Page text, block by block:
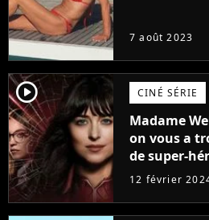
7 août 2023
player2 CINÉ SÉRIE
Madame
on vous a
de super-
12 février